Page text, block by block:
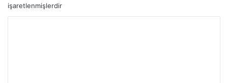
işaretlenmişlerdir